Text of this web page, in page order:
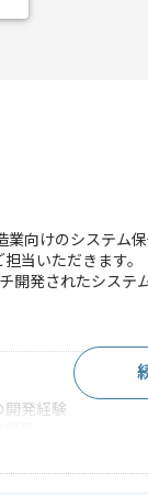
業向けのシステム
当いただきます。
開発されたシステ
開発経験